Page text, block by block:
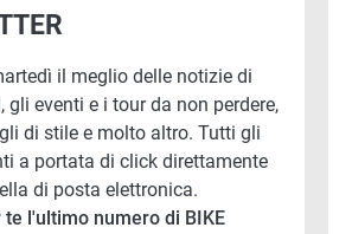
il meglio delle notizie di
gli eventi e i tour da non perdere,
di stile e molto altro. Tutti gli
a portata di click direttamente
di posta elettronica.
te l'ultimo numero di BIKE